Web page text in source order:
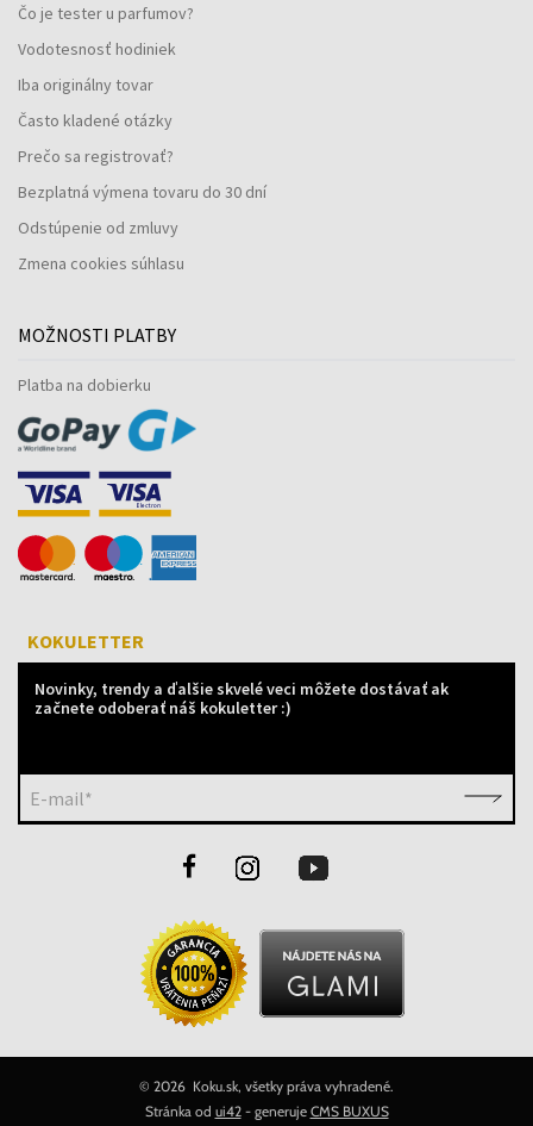
Čo je tester u parfumov?
Vodotesnosť hodiniek
Iba originálny tovar
Často kladené otázky
Prečo sa registrovať?
Bezplatná výmena tovaru do 30 dní
Odstúpenie od zmluvy
Zmena cookies súhlasu
MOŽNOSTI PLATBY
Platba na dobierku
KOKULETTER
Novinky, trendy a ďalšie skvelé veci môžete dostávať ak
začnete odoberať náš kokuletter :)
E-mail*
© 2026 Koku.sk, všetky práva vyhradené.
Stránka od ui42- generuje CMS BUXUS